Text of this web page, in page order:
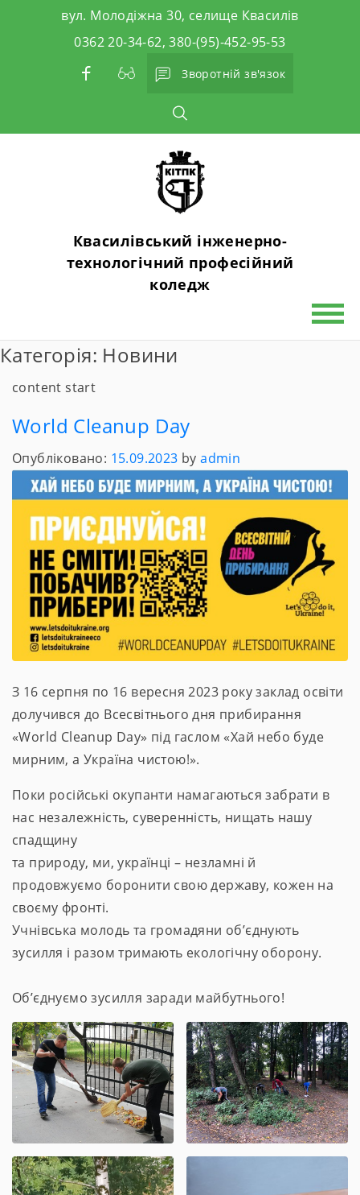
вул. Молодіжна 30, селище Квасилів
0362 20-34-62, 380-(95)-452-95-53
Зворотній зв'язок
Квасилівський інженерно-
технологічний професійний
коледж
Категорія: Новини
content start
World Cleanup Day
Опубліковано: 15.09.2023 byadmin
З 16 серпня по 16 вересня 2023 року заклад освіти
долучився до Всесвітнього дня прибирання
«World Cleanup Day» під гаслом «Хай небо буде
мирним, а Україна чистою!».
Поки російські окупанти намагаються забрати в
нас незалежність, суверенність, нищать нашу
спадщину
та природу, ми, українці – незламні й
продовжуємо боронити свою державу, кожен на
своєму фронті.
Учнівська молодь та громадяни об’єднують
зусилля і разом тримають екологічну оборону.
Об’єднуємо зусилля заради майбутнього!